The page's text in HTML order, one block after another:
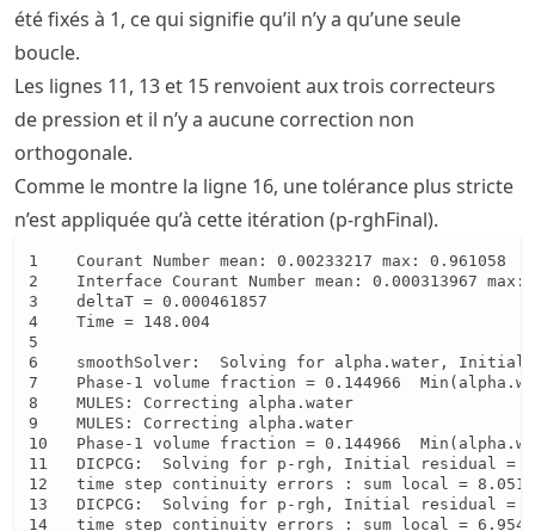
été fixés à 1, ce qui signifie qu’il n’y a qu’une seule
boucle.
Les lignes 11, 13 et 15 renvoient aux trois correcteurs
de pression et il n’y a aucune correction non
orthogonale.
Comme le montre la ligne 16, une tolérance plus stricte
n’est appliquée qu’à cette itération (p-rghFinal).
1    Courant Number mean: 0.00233217 max: 0.961058
2    Interface Courant Number mean: 0.000313967 max:
3    deltaT = 0.000461857
4    Time = 148.004
5
6    smoothSolver:  Solving for alpha.water, Initial
7    Phase-1 volume fraction = 0.144966
8    MULES: Correcting alpha.water
9    MULES: Correcting alpha.water
10   Phase-1 volume fraction = 0.144966
11   DICPCG:  Solving for p-rgh, Initial residual =
12   time step continuity errors : sum local =
13   DICPCG:  Solving for p-rgh, Initial residual =
14   time step continuity errors : sum local =